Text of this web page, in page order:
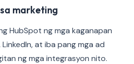
marketing
HubSpot ng mga kaganapan
at iba pang mga ad
ng mga integrasyon nito.